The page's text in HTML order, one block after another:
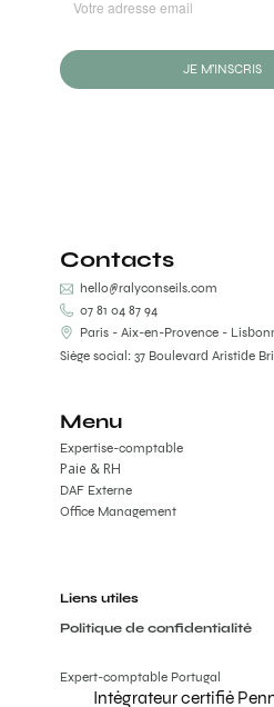
JE M'INSCRIS
Contacts
hello@ralyconseils.com
07 81 04 87 94
Paris - Aix-en-Provence -
Siège social: 37 Boulevard Aristide
Menu
Expertise-comptable
DAF Externe
Office Management
Paie & RH
Liens utiles
Politique de confidentialité
Expert-comptable Portugal
Intégrateur certifié